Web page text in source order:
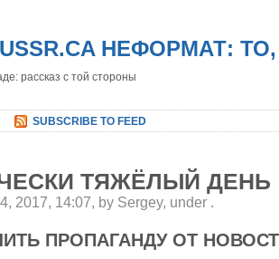
USSR.CA НЕФОРМАТ:
рассказ с той стороны
SUBSCRIBE TO FEED
ТЯЖЁЛЫЙ ДЕНЬ
2017, 14:07, by Sergey, under .
ПРОПАГАНДУ ОТ